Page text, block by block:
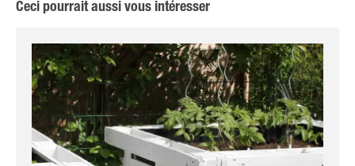
Ceci pourrait aussi vous intéresser